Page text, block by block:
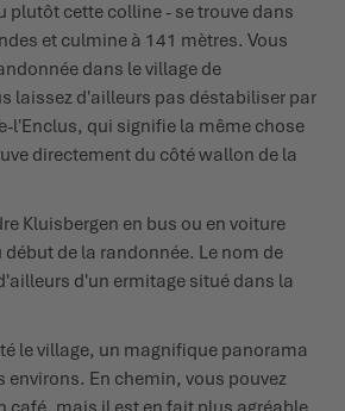
plutôt cette colline - se trouve dans
et culmine à 141 mètres. Vous
dans le village de
laissez d'ailleurs pas déstabiliser par
l'Enclus, qui signifie la même chose
directement du côté wallon de la
Kluisbergen en bus ou en voiture
de la randonnée. Le nom de
d'un ermitage situé dans la
le village, un magnifique panorama
environs. En chemin, vous pouvez